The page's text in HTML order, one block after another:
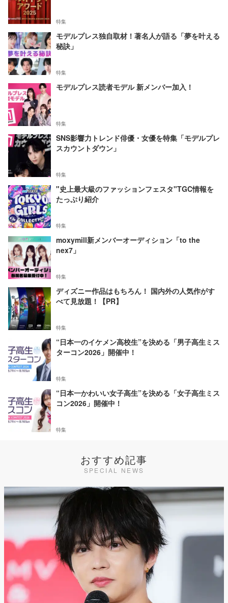
特集
モデルプレス独自取材！著名人が語る「夢を叶える
秘訣」
特集
モデルプレス読者モデル 新メンバー加入！
特集
SNS影響力トレンド俳優・女優を特集「モデルプレ
スカウントダウン」
特集
"史上最大級のファッションフェスタ"TGC情報を
たっぷり紹介
特集
moxymill新メンバーオーディション「to the
nex7」
特集
ディズニー作品はもちろん！ 国内外の人気作がす
べて見放題！【PR】
特集
“日本一のイケメン高校生”を決める「男子高生ミス
ターコン2026」開催中！
特集
“日本一かわいい女子高生”を決める「女子高生ミス
コン2026」開催中！
特集
おすすめ記事
SPECIAL NEWS